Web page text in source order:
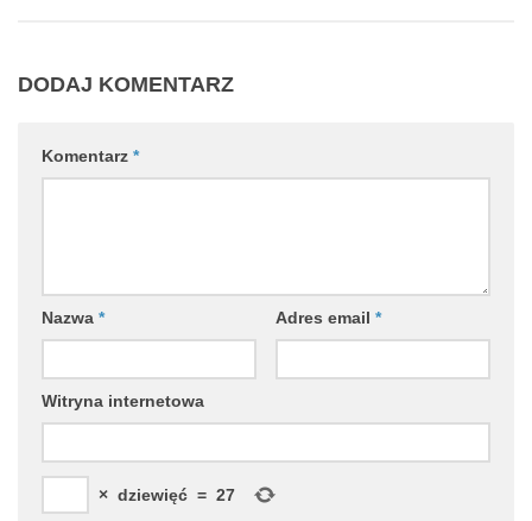
DODAJ KOMENTARZ
Komentarz *
Nazwa * Adres email *
Witryna internetowa
× dziewięć = 27